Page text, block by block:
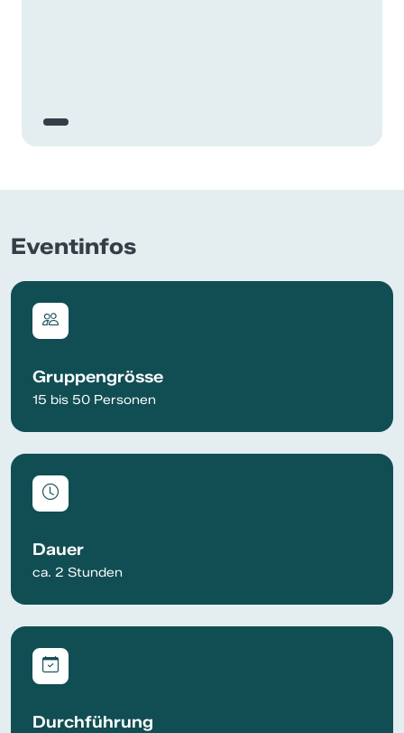
Eventinfos
Gruppengrösse
15 bis 50 Personen
Dauer
ca. 2 Stunden
Durchführung